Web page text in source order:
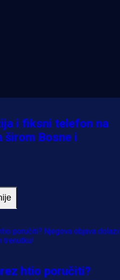
i fiksni telefon na
širom Bosne i
htio poručiti?